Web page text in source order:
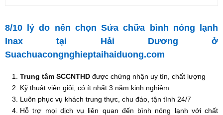
8/10 lý do nên chọn Sửa chữa bình nóng lạnh
Inax tại Hải Dương ở
Suachuacongnghieptaihaiduong.com
Trung tâm SCCNTHD được chứng nhận uy tín, chất lượng
Kỹ thuật viên giỏi, có ít nhất 3 năm kinh nghiệm
Luôn phục vụ khách trung thực, chu đáo, tận tình 24/7
Hỗ trợ mọi dịch vụ liên quan đến bình nóng lạnh với chất